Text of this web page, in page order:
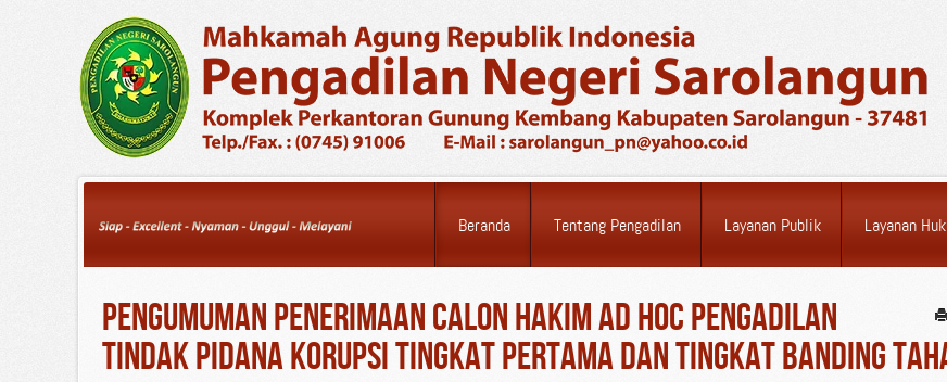
Beranda Tentang Pengadilan Layanan Publik Layanan
Pengumuman Penerimaan Calon Hakim AD HOC Pengadilan
Tindak Pidana Korupsi Tingkat Pertama Dan Tingkat Banding